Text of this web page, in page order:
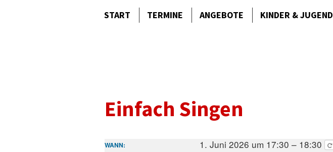
START TERMINE ANGEBOTE KINDER & JUGEND
Einfach Singen
WANN: 1. Juni 2026 um 17:30 – 18:30